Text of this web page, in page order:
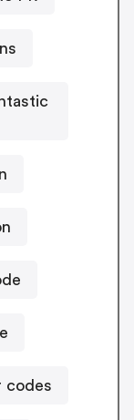
codes